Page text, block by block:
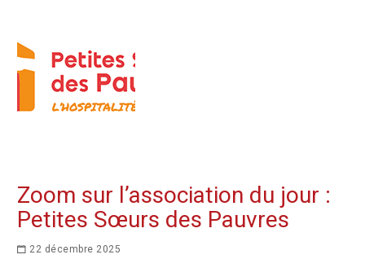
Zoom sur l’association du jour :
Petites Sœurs des Pauvres
22 décembre 2025